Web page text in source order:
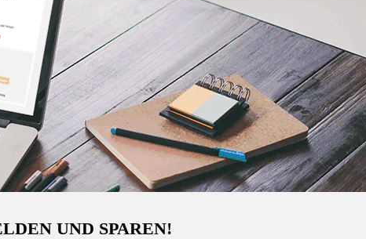
UND SPAREN!